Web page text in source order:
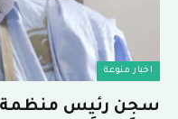
اخبار منوعة
سجن رئيس منظمة